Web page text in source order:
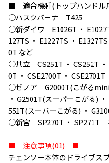
■ 適合機種(トップハンド
○ハスクバーナ T425
○新ダイワ E1026T ・
127TS ・ E1227TS ・
0T など
○共立 CS251T ・ CS252T ・
0T ・ CSE2700T ・
○ゼノア G2000T(こがる
・ G2501T(スーパーこがる)
551T(スーパーこがる) ・
○新宮 SP270T ・ SP271T
■ 注意事項(01) ■
チェンソー本体のドライブス